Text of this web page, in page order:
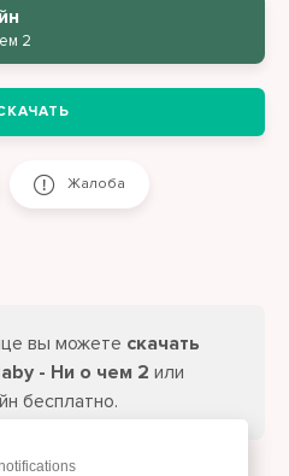
2
Жалоба
вы можете скачать
- Ни о чем 2 или
бесплатно.